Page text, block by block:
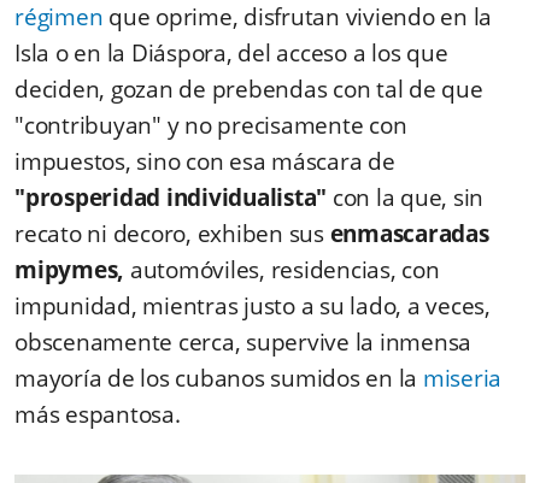
régimen que oprime, disfrutan viviendo en la
Isla o en la Diáspora, del acceso a los que
deciden, gozan de prebendas con tal de que
"contribuyan" y no precisamente con
impuestos, sino con esa máscara de
"prosperidad individualista" con la que, sin
recato ni decoro, exhiben susenmascaradas
mipymes, automóviles, residencias, con
impunidad, mientras justo a su lado, a veces,
obscenamente cerca, supervive la inmensa
mayoría de los cubanos sumidos en la miseria
más espantosa.